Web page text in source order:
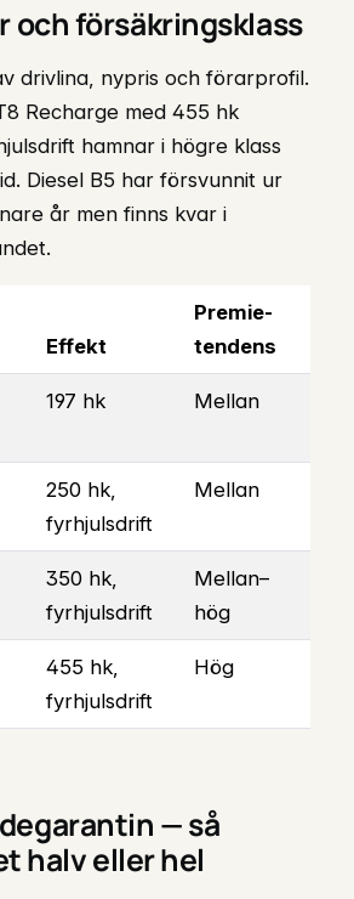
och försäkringsklass
drivlina, nypris och förarprofil.
Recharge med 455 hk
hamnar i högre klass
Diesel B5 har försvunnit ur
år men finns kvar i
Effekt
Premie­
tendens
197 hk Mellan
250 hk,
fyrhjulsdrift
Mellan
350 hk,
fyrhjulsdrift
Mellan–
hög
455 hk,
fyrhjulsdrift
Hög
— så
halv eller hel